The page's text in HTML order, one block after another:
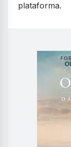
plataforma.